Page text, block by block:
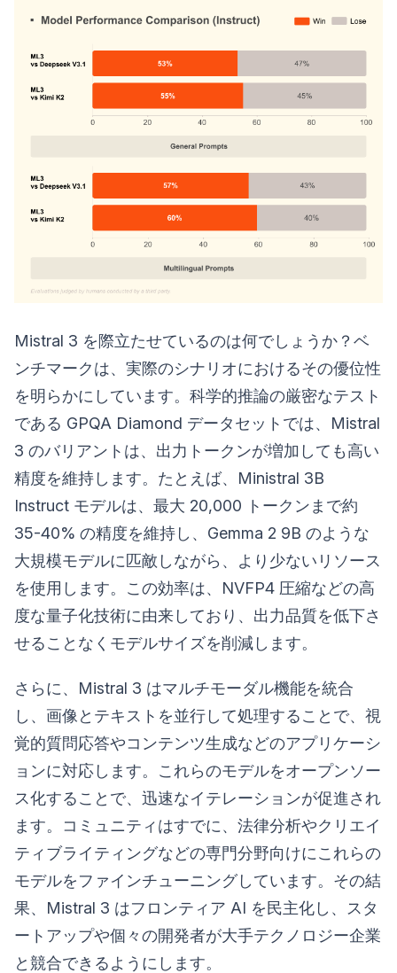
Mistral 3 を際立たせているのは何でしょうか？ベ
ンチマークは、実際のシナリオにおけるその優位性
を明らかにしています。科学的推論の厳密なテスト
である GPQA Diamond データセットでは、Mistral
3 のバリアントは、出力トークンが増加しても高い
精度を維持します。たとえば、Ministral 3B
Instruct モデルは、最大 20,000 トークンまで約
35-40% の精度を維持し、Gemma 2 9B のような
大規模モデルに匹敵しながら、より少ないリソース
を使用します。この効率は、NVFP4 圧縮などの高
度な量子化技術に由来しており、出力品質を低下さ
せることなくモデルサイズを削減します。
さらに、Mistral 3 はマルチモーダル機能を統合
し、画像とテキストを並行して処理することで、視
覚的質問応答やコンテンツ生成などのアプリケーシ
ョンに対応します。これらのモデルをオープンソー
ス化することで、迅速なイテレーションが促進され
ます。コミュニティはすでに、法律分析やクリエイ
ティブライティングなどの専門分野向けにこれらの
モデルをファインチューニングしています。その結
果、Mistral 3 はフロンティア AI を民主化し、スタ
ートアップや個々の開発者が大手テクノロジー企業
と競合できるようにします。